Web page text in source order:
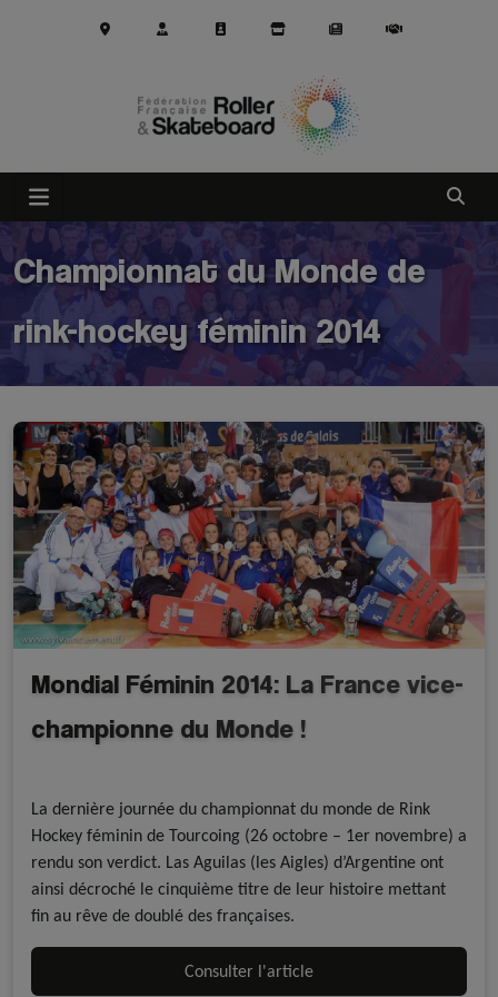
Ouvrir
Championnat du Monde de
rink-hockey féminin 2014
Mondial Féminin 2014: La France vice-
championne du Monde !
La dernière journée du championnat du monde de Rink
Hockey féminin de Tourcoing (26 octobre – 1er novembre) a
rendu son verdict. Las Aguilas (les Aigles) d’Argentine ont
ainsi décroché le cinquième titre de leur histoire mettant
fin au rêve de doublé des françaises.
Consulter l'article